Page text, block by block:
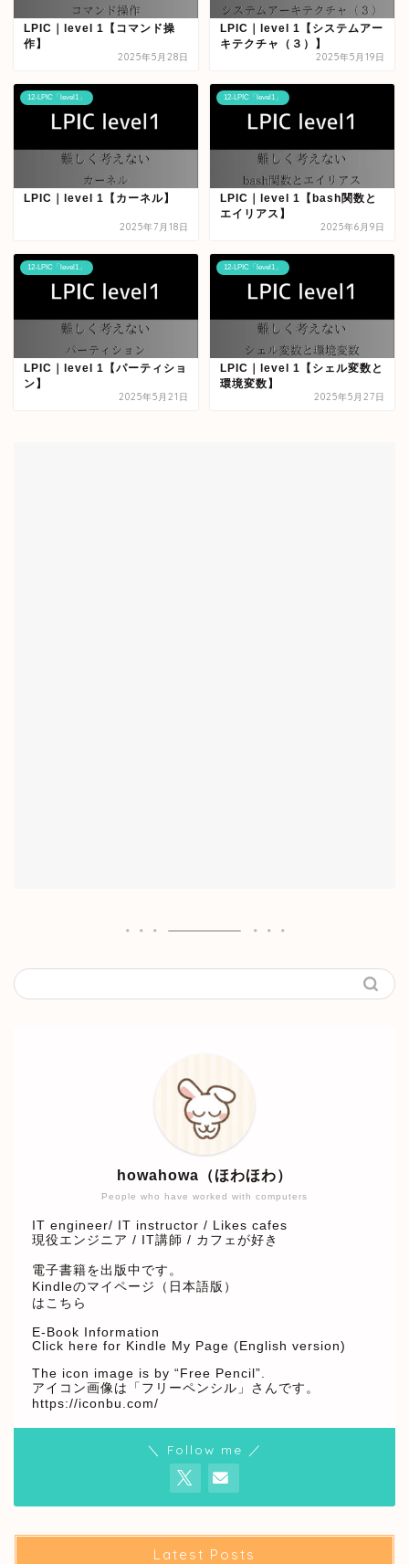
LPIC｜level 1【コマンド操
作】
2025年5月28日
LPIC｜level 1【システムアー
キテクチャ（３）】
2025年5月19日
12-LPIC「level1」
LPIC｜level 1【カーネル】
2025年7月18日
12-LPIC「level1」
LPIC｜level 1【bash関数と
エイリアス】
2025年6月9日
12-LPIC「level1」
LPIC｜level 1【パーティショ
ン】
2025年5月21日
12-LPIC「level1」
LPIC｜level 1【シェル変数と
環境変数】
2025年5月27日
People who have worked with computers
howahowa（ほわほわ）
IT engineer/ IT instructor / Likes cafes
現役エンジニア / IT講師 / カフェが好き
電子書籍を出版中です。
Kindleのマイページ（日本語版）
はこちら
E-Book Information
Click here for Kindle My Page (English version)
The icon image is by “Free Pencil”.
アイコン画像は「フリーペンシル」さんです。
https://iconbu.com/
＼ Follow me ／
Latest Posts